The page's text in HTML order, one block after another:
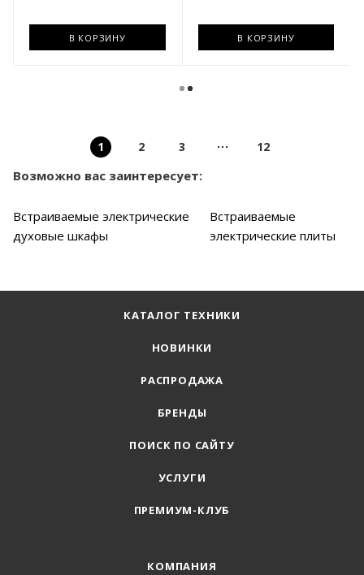
В КОРЗИНУ В КОРЗИНУ
1 2 3 12
Возможно вас заинтересует:
Встраиваемые электрические
духовые шкафы
Встраиваемые
электрические плиты
КАТАЛОГ ТЕХНИКИ
НОВИНКИ
РАСПРОДАЖА
БРЕНДЫ
ПОИСК ПО САЙТУ
УСЛУГИ
ПРЕМИУМ-КЛУБ
КОМПАНИЯ